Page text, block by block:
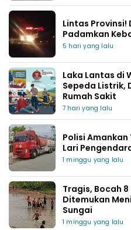
Lintas Provinsi!
Padamkan
5 hari yang lalu
Laka Lantas di
Sepeda Listrik,
Rumah Sakit
7 hari yang lalu
Polisi Amankan
Lari
1 minggu yang lalu
Tragis, Bocah
Ditemukan
Sungai
1 minggu yang lalu